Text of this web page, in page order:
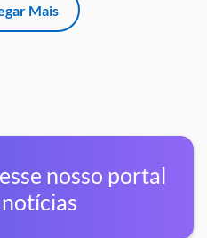
Mais
nosso portal